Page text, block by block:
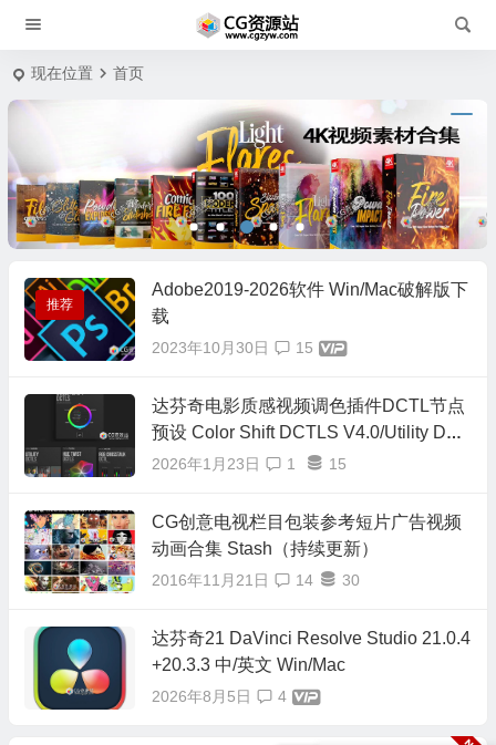
现在位置 首页
推荐
Adobe2019-2026软件 Win/Mac破解版下
载
2023年10月30日 15
达芬奇电影质感视频调色插件DCTL节点
预设 Color Shift DCTLS V4.0/Utility DCT
L/Hue Twist V2/RGB Crosstalk/RGB Spli
2026年1月23日 1 15
CG创意电视栏目包装参考短片广告视频
动画合集 Stash（持续更新）
2016年11月21日 14 30
达芬奇21 DaVinci Resolve Studio 21.0.4
+20.3.3 中/英文 Win/Mac
2026年8月5日 4